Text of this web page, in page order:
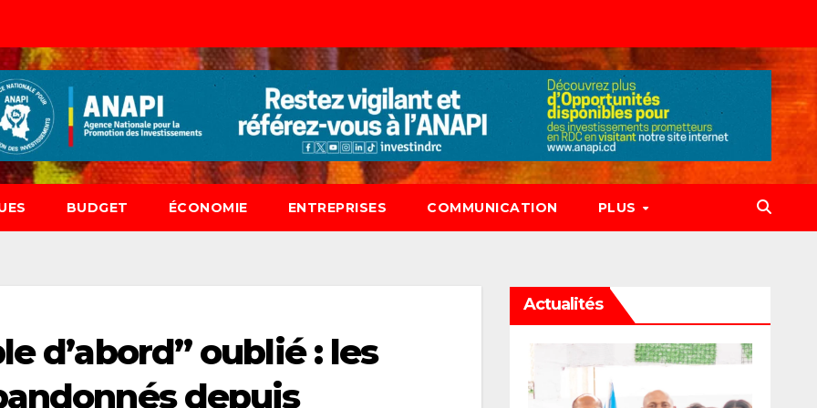
BUDGET ÉCONOMIE ENTREPRISES COMMUNICATION PLUS
d’abord’’ oublié : les
depuis
Actualités